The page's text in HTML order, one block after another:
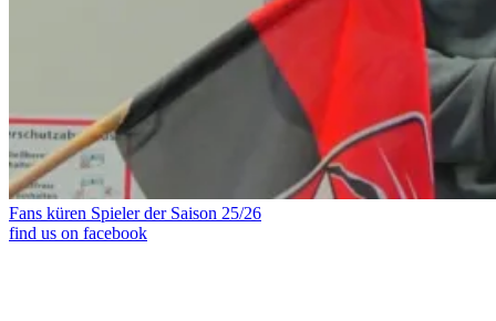
Fans küren Spieler der Saison 25/26
find us on facebook